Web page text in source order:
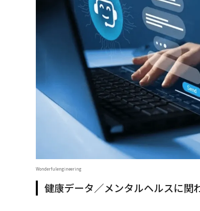
Wonderfulengineering
健康データ／メンタルヘルスに関